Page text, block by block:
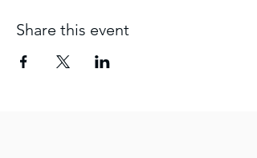
Share this event